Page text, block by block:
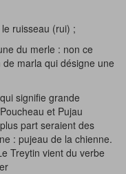
ruisseau (rui) ;
du merle : non ce
marla qui désigne une
signifie grande
et Pujau
part seraient des
: pujeau de la chienne.
Treytin vient du verbe